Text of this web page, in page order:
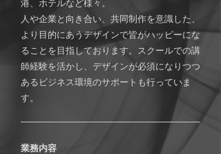
港、ホテルなど様々。
人や企業と向き合い、共同制作を意識した、
より目的にあうデザインで皆がハッピーにな
ることを目指しております。スクールでの講
師経験を活かし、デザインが必須になりつつ
あるビジネス環境のサポートも行っていま
す。
業務内容